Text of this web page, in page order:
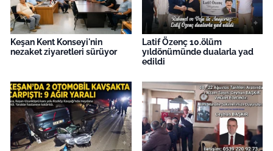
Keşan Kent Konseyi'nin
nezaket ziyaretleri sürüyor
Latif Özenç 10.ölüm
yıldönümünde dualarla yad
edildi